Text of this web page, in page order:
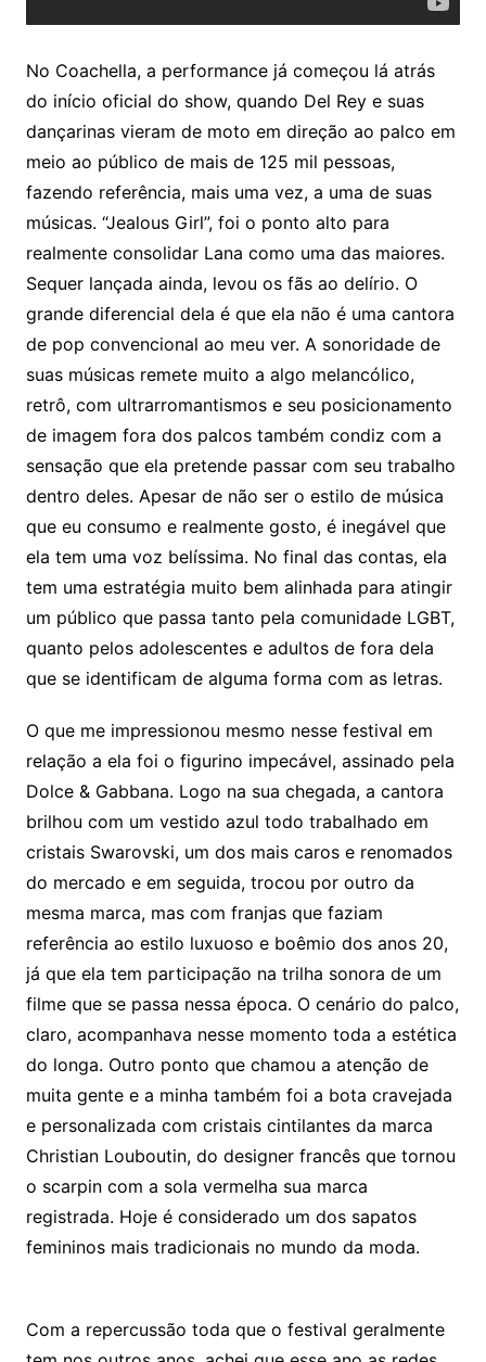
No Coachella, a performance já começou lá atrás
do início oficial do show, quando Del Rey e suas
dançarinas vieram de moto em direção ao palco em
meio ao público de mais de 125 mil pessoas,
fazendo referência, mais uma vez, a uma de suas
músicas. “Jealous Girl”, foi o ponto alto para
realmente consolidar Lana como uma das maiores.
Sequer lançada ainda, levou os fãs ao delírio. O
grande diferencial dela é que ela não é uma cantora
de pop convencional ao meu ver. A sonoridade de
suas músicas remete muito a algo melancólico,
retrô, com ultrarromantismos e seu posicionamento
de imagem fora dos palcos também condiz com a
sensação que ela pretende passar com seu trabalho
dentro deles. Apesar de não ser o estilo de música
que eu consumo e realmente gosto, é inegável que
ela tem uma voz belíssima. No final das contas, ela
tem uma estratégia muito bem alinhada para atingir
um público que passa tanto pela comunidade LGBT,
quanto pelos adolescentes e adultos de fora dela
que se identificam de alguma forma com as letras.
O que me impressionou mesmo nesse festival em
relação a ela foi o figurino impecável, assinado pela
Dolce & Gabbana. Logo na sua chegada, a cantora
brilhou com um vestido azul todo trabalhado em
cristais Swarovski, um dos mais caros e renomados
do mercado e em seguida, trocou por outro da
mesma marca, mas com franjas que faziam
referência ao estilo luxuoso e boêmio dos anos 20,
já que ela tem participação na trilha sonora de um
filme que se passa nessa época. O cenário do palco,
claro, acompanhava nesse momento toda a estética
do longa. Outro ponto que chamou a atenção de
muita gente e a minha também foi a bota cravejada
e personalizada com cristais cintilantes da marca
Christian Louboutin, do designer francês que tornou
o scarpin com a sola vermelha sua marca
registrada. Hoje é considerado um dos sapatos
femininos mais tradicionais no mundo da moda.
Com a repercussão toda que o festival geralmente